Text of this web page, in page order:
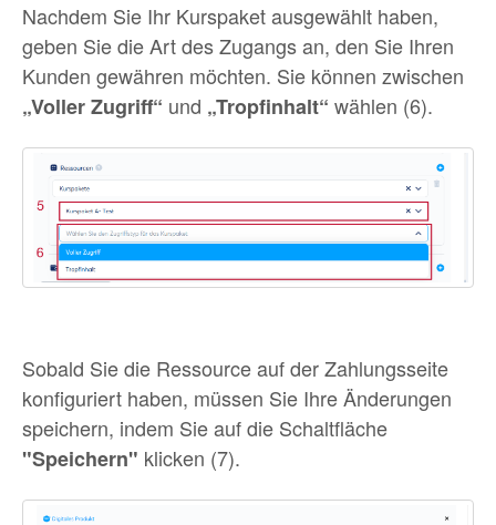
Nachdem Sie Ihr Kurspaket ausgewählt haben,
geben Sie die Art des Zugangs an, den Sie Ihren
Kunden gewähren möchten. Sie können zwischen
„Voller Zugriff“ und „Tropfinhalt“ wählen (6).
Sobald Sie die Ressource auf der Zahlungsseite
konfiguriert haben, müssen Sie Ihre Änderungen
speichern, indem Sie auf die Schaltfläche
"Speichern" klicken (7).